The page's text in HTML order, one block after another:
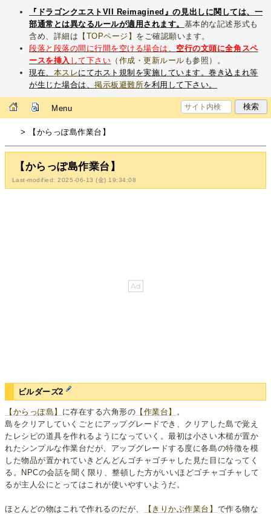
『ドラゴンクエストVII Reimagined』の見出しに関しては、一
部通常とは異なるルールが適用されます。 基本的な記述形式も
含め、詳細は 【TOPページ】 をご確認願います。
段落と段落の間に行間を空ける場合は、 空行の文頭に全角スペ
ースを挿入 して下さい （ 作成・更新ルール も参照）。
現在、 本スレにてホスト規制を実施しています。巻き込まれ等
が生じた場合は、掲示板避難所を利用して下さい。
Menu
> 【からっぽ島作業台】
【からっぽ島作業台】
Last-modified: 2025-06-13 (金) 19:34:08
ビルダーズ2
【からっぽ島】 に存在する六角形の 【作業台】
。
島をクリアしていくごとにアップグレードでき、クリアした島で覚え
たレシピの道具を作れるようになっていく。最初は小さい木槌が置か
れたシンプルな作業台だが、アップグレードする度に各島の特徴を模
した物品が置かれていきどんどんゴチャゴチャした見た目になってく
る。NPCの会話を聞く限り、整頓した方がいいほどゴチャゴチャして
るが主人公にとってはこれが使いやすいようだ。
ほとんどの物はこれで作れるのだが、 【きりかぶ作業台】 で作る物な